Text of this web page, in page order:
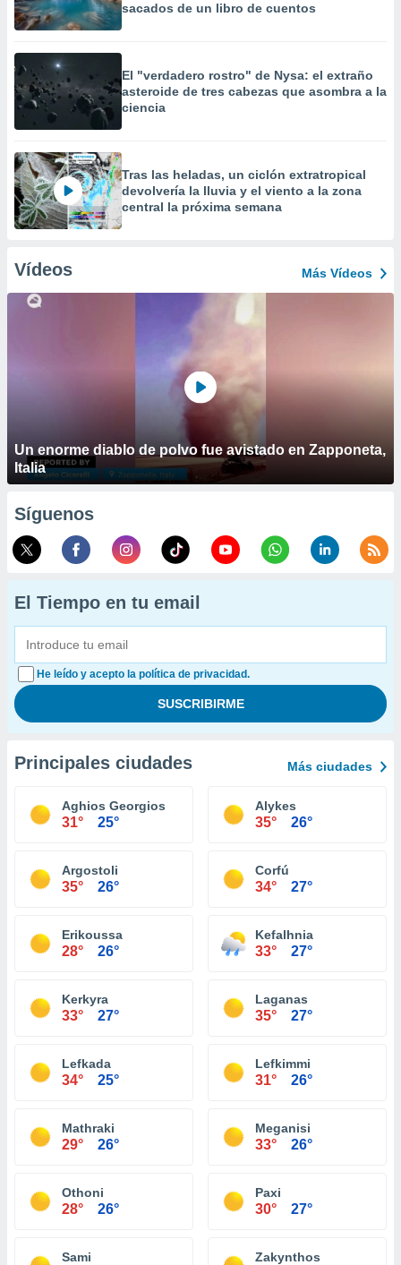
sacados de un libro de cuentos
El "verdadero rostro" de Nysa: el extraño
asteroide de tres cabezas que asombra a la
ciencia
Tras las heladas, un ciclón extratropical
devolvería la lluvia y el viento a la zona
central la próxima semana
Vídeos Más Vídeos
Un enorme diablo de polvo fue avistado en Zapponeta,
Italia
Síguenos
El Tiempo en tu email
He leído y acepto la política de privacidad.
Principales ciudades Más ciudades
Aghios Georgios
31° 25°
Alykes
35° 26°
Argostoli
35° 26°
Corfú
34° 27°
Erikoussa
28° 26°
Kefalhnia
33° 27°
Kerkyra
33° 27°
Laganas
35° 27°
Lefkada
34° 25°
Lefkimmi
31° 26°
Mathraki
29° 26°
Meganisi
33° 26°
Othoni
28° 26°
Paxi
30° 27°
Sami Zakynthos